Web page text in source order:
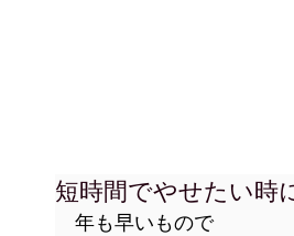
短時間でやせたい時
年も早いもので